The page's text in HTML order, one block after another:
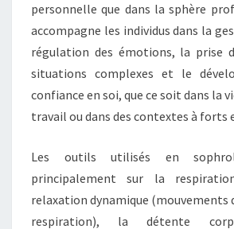
personnelle que dans la sphère
accompagne les individus dans la
régulation des émotions, la prise
situations complexes et le
confiance en soi, que ce soit dans la
travail ou dans des contextes à forts
Les outils utilisés en
principalement sur la
relaxation dynamique (mouvements
respiration), la détente